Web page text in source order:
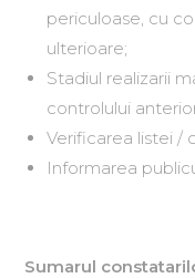
periculoase, cu
ulterioare;
Stadiul realizarii
controlului
Verificarea listei /
Informarea
Sumarul